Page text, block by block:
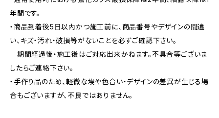
年間です。
・商品到着後5日以内かつ施工前に、商品番号やデザインの間違
い、キズ・汚れ・破損等がないことを必ずご確認下さい。
期間経過後・施工後はご対応出来かねます。不具合等ございま
したらご連絡下さい。
・手作り品のため、軽微な埃や色合い・デザインの差異が生じる場
合もございますが、不良ではありません。